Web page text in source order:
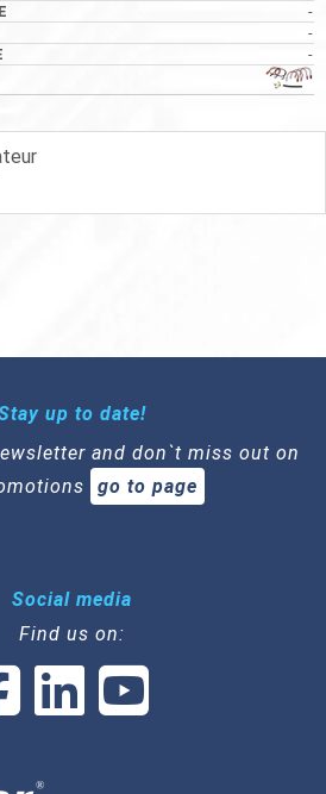
-
-
-
up to date!
and don`t miss out on
go to page
Social media
Find us on: